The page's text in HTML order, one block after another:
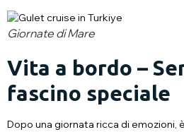
Giornate di Mare
Vita a bordo –
fascino speciale
Dopo una giornata ricca di emozioni,